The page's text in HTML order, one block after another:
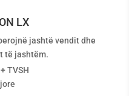
LX
jashtë vendit dhe
të jashtëm.
+ TVSH